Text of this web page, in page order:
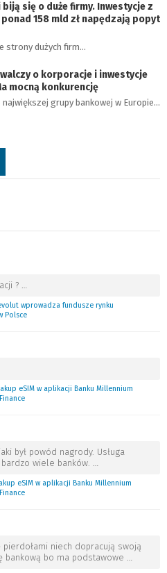
się o duże firmy. Inwestycje z
158 mld zł napędzają popyt
strony dużych firm…
o korporacje i inwestycje
mocną konkurencję
grupy bankowej w Europie…
? …
wprowadza fundusze rynku
Polsce
eSIM w aplikacji Banku Millennium
był powód nagrody. Usługa
wiele banków. …
eSIM w aplikacji Banku Millennium
pierdołami niech dopracują swoją
bankową bo ma podstawowe …